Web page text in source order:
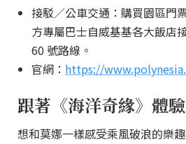
接駁／公車交通：購買園區門
方專屬巴士自威基基各大飯店
60 號路線。
官網： https://
跟著《海洋奇緣》體
想和莫娜一樣感受乘風破浪的樂